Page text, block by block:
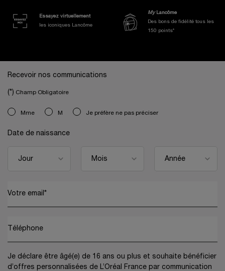
Essayez virtuellement
les iconiques Lancôme
MyLancôme
Des bons de fidélité tous les
150 points*
Recevoir nos communications
(*) Champ Obligatoire
newslettersignup.title.legend
Mme M Je préfère ne pas préciser
Date de naissance
Votre email *
Téléphone
Je déclare être âgé(e) de 16 ans ou plus et souhaite bénéficier
d’offres personnalisées de L’Oréal France par communication